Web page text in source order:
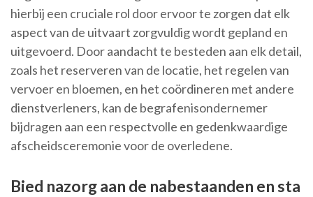
hierbij een cruciale rol door ervoor te zorgen dat elk
aspect van de uitvaart zorgvuldig wordt gepland en
uitgevoerd. Door aandacht te besteden aan elk detail,
zoals het reserveren van de locatie, het regelen van
vervoer en bloemen, en het coördineren met andere
dienstverleners, kan de begrafenisondernemer
bijdragen aan een respectvolle en gedenkwaardige
afscheidsceremonie voor de overledene.
Bied nazorg aan de nabestaanden en sta